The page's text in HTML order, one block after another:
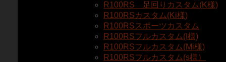
R100RS 足回りカスタム(K様)
R100RSカスタム(Ki様)
R100RSスポーツカスタム
R100RSフルカスタム(I様)
R100RSフルカスタム(Mi様)
R100RSフルカスタム(s様）